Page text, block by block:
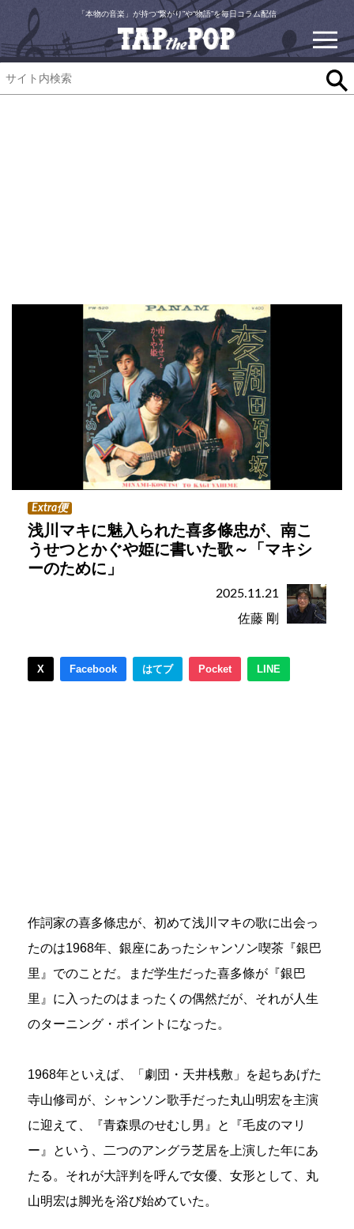
「本物の音楽」が持つ“繋がり”や“物語”を毎日コラム配信
Extra便
浅川マキに魅入られた喜多條忠が、南こ
うせつとかぐや姫に書いた歌～「マキシ
ーのために」
2025.11.21
佐藤 剛
X Facebook はてブ Pocket LINE
作詞家の喜多條忠が、初めて浅川マキの歌に出会っ
たのは1968年、銀座にあったシャンソン喫茶『銀巴
里』でのことだ。まだ学生だった喜多條が『銀巴
里』に入ったのはまったくの偶然だが、それが人生
のターニング・ポイントになった。
1968年といえば、「劇団・天井桟敷」を起ちあげた
寺山修司が、シャンソン歌手だった丸山明宏を主演
に迎えて、『青森県のせむし男』と『毛皮のマリ
ー』という、二つのアングラ芝居を上演した年にあ
たる。それが大評判を呼んで女優、女形として、丸
山明宏は脚光を浴び始めていた。